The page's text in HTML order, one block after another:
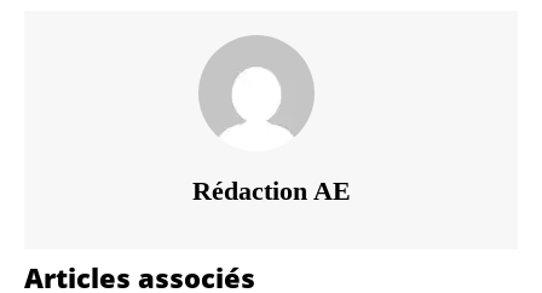
Rédaction AE
Articles associés